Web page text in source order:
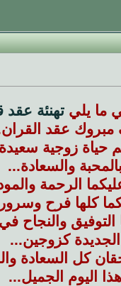
ما يلي تهنئة عقد
مبروك عقد
حياة زوجية
بالمحبة والسعادة...
عليكما الرحمة
كلها فرح
التوفيق والنجاح
الجديدة كزوجين...
كل السعادة
هذا اليوم الجميل...